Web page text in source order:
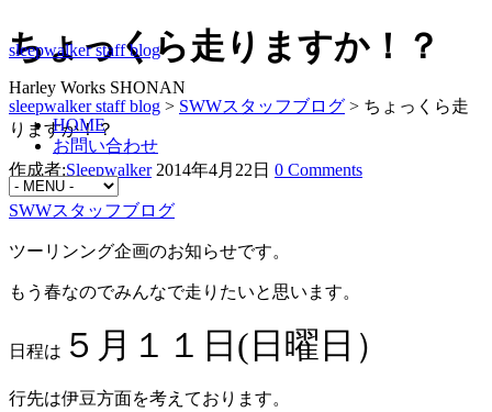
sleepwalker staff blog
Harley Works SHONAN
HOME
お問い合わせ
ちょっくら走りますか！？
sleepwalker staff blog > SWWスタッフブログ > ちょっくら走
りますか！？
作成者:Sleepwalker 2014年4月22日 0 Comments
SWWスタッフブログ
ツーリンング企画のお知らせです。
もう春なのでみんなで走りたいと思います。
日程は ５月１１日(日曜日）
行先は伊豆方面を考えております。